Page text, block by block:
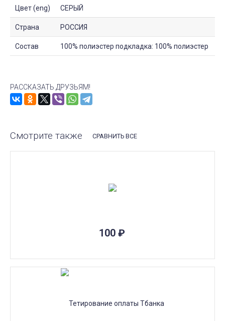
Цвет (eng) СЕРЫЙ
Страна РОССИЯ
Состав 100% полиэстер подкладка: 100% полиэстер
РАССКАЗАТЬ ДРУЗЬЯМ!
Смотрите также СРАВНИТЬ ВСЕ
100 ₽